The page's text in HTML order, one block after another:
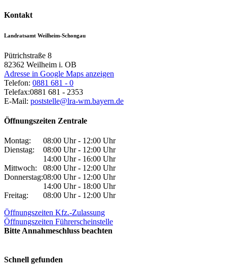
Kontakt
Landratsamt Weilheim-Schongau
Pütrichstraße 8
82362 Weilheim i. OB
Adresse in Google Maps anzeigen
Telefon: 0881 681 - 0
Telefax:0881 681 - 2353
E-Mail: poststelle@lra-wm.bayern.de
Öffnungszeiten Zentrale
Montag:
08:00 Uhr - 12:00 Uhr
Dienstag:
08:00 Uhr - 12:00 Uhr
14:00 Uhr - 16:00 Uhr
Mittwoch:
08:00 Uhr - 12:00 Uhr
Donnerstag:08:00 Uhr - 12:00 Uhr
14:00 Uhr - 18:00 Uhr
Freitag:
08:00 Uhr - 12:00 Uhr
Öffnungszeiten Kfz.-Zulassung
Öffnungszeiten Führerscheinstelle
Bitte Annahmeschluss beachten
Schnell gefunden